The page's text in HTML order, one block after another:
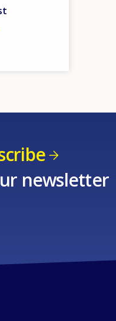
newsletter